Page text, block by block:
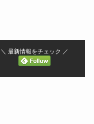
＼ 最新情報をチェック ／